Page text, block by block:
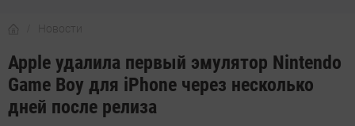
Новости
Apple удалила первый эмулятор Nintendo
Game Boy для iPhone через несколько
дней после релиза